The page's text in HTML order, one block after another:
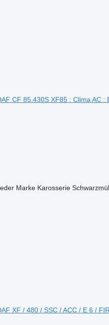
CF 85.430S XF85 : Clima AC :
Marke Karosserie
XF / 480 / SSC / ACC / E 6 /